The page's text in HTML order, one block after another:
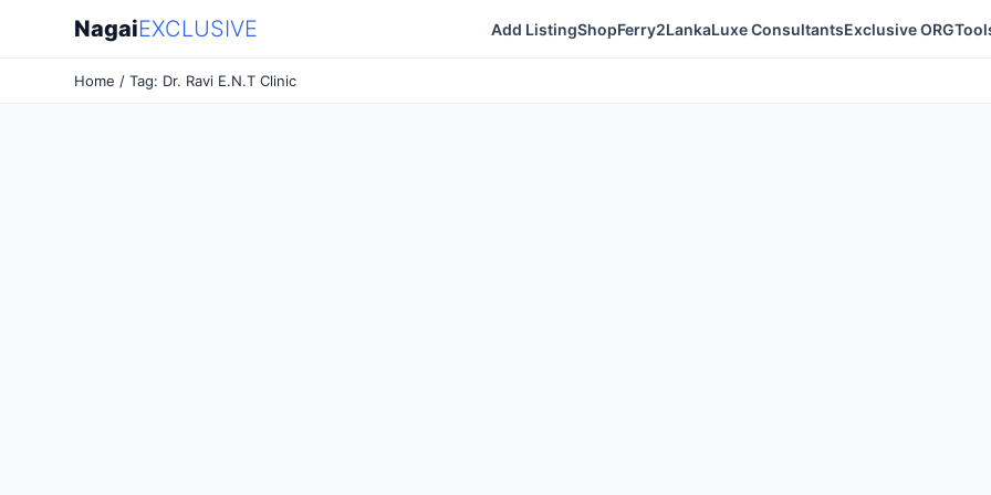
NagaiEXCLUSIVE Add ListingShopFerry2LankaLuxe ConsultantsExclusive ORG
Home / Tag: Dr. Ravi E.N.T Clinic